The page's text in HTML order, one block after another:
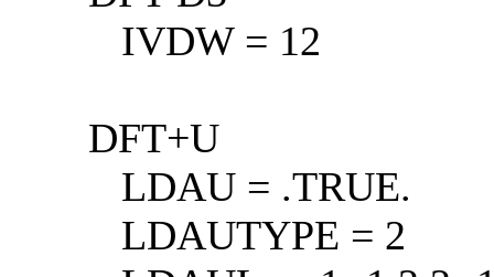
IVDW = 12
DFT+U
LDAU = .TRUE.
LDAUTYPE = 2